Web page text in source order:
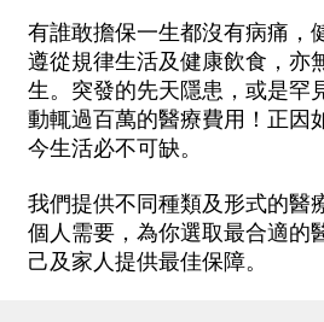
有誰敢擔保一生都沒有病痛，
遵從規律生活及健康飲食，亦
生。突發的先天隱患，或是罕
動輒過百萬的醫療費用！正因
今生活必不可缺。
我們提供不同種類及形式的醫
個人需要，為你選取最合適的
己及家人提供最佳保障。